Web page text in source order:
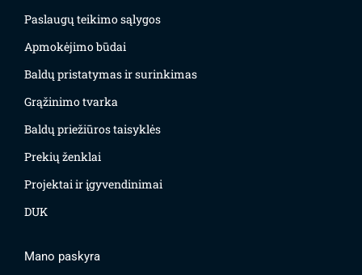
Paslaugų teikimo sąlygos
Apmokėjimo būdai
Baldų pristatymas ir surinkimas
Grąžinimo tvarka
Baldų priežiūros taisyklės
Prekių ženklai
Projektai ir įgyvendinimai
DUK
Mano paskyra